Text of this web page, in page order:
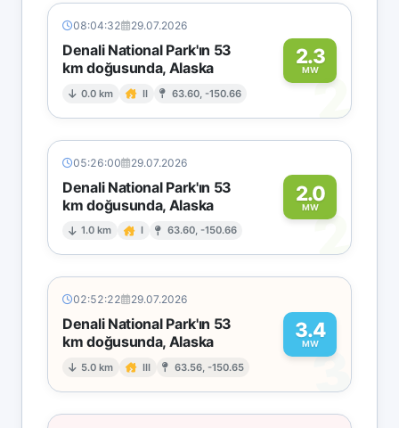
08:04:32 29.07.2026
Denali National Park'ın 53
km doğusunda, Alaska
0.0 km II 63.60, -150.66
2.3
MW2
05:26:00 29.07.2026
Denali National Park'ın 53
km doğusunda, Alaska
1.0 km I 63.60, -150.66
2.0
MW2
02:52:22 29.07.2026
Denali National Park'ın 53
km doğusunda, Alaska
5.0 km III 63.56, -150.65
3.4
MW
3